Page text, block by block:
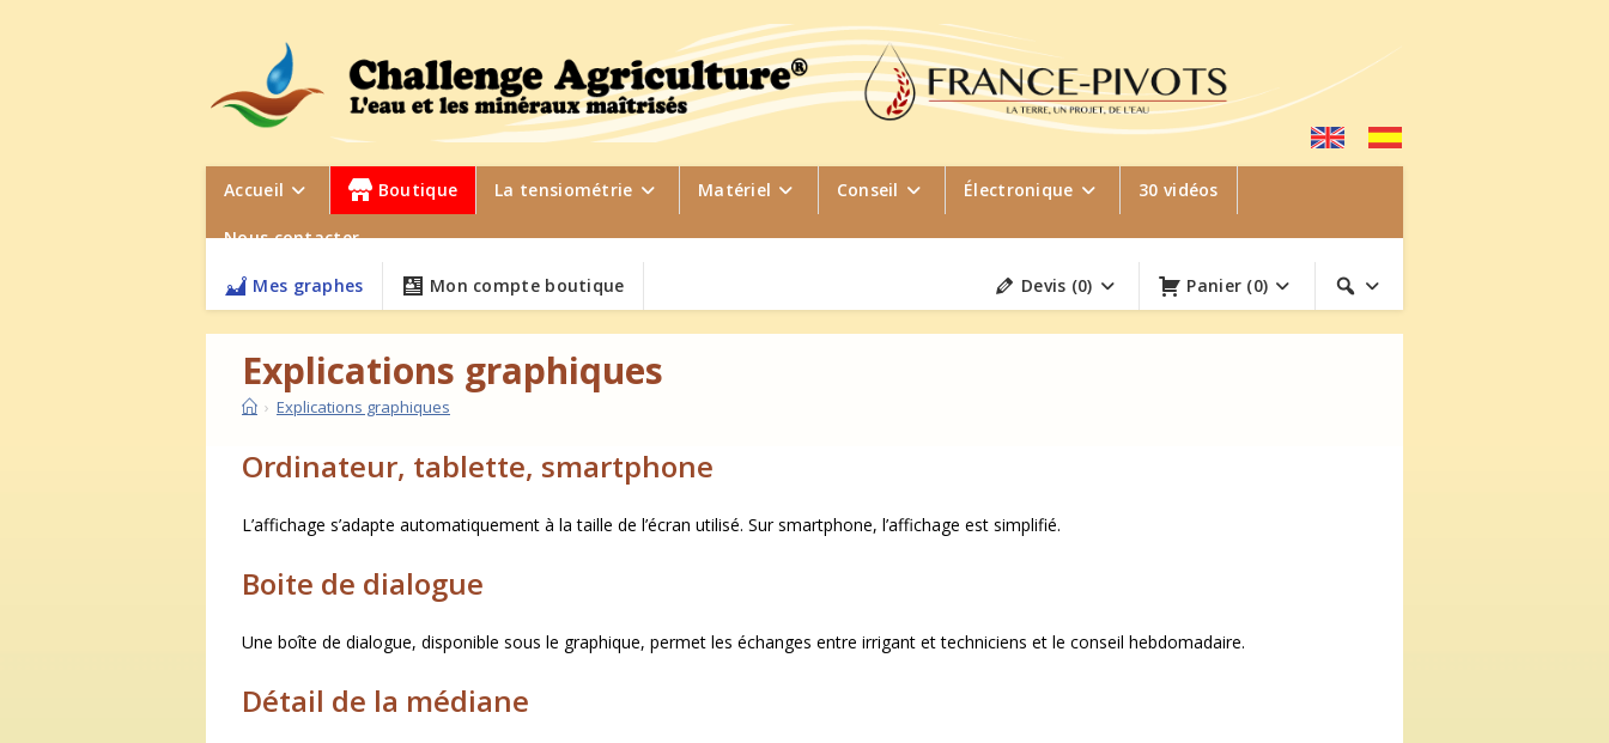
Accueil Boutique La tensiométrie Matériel Conseil Électronique 30 vidéos
Nous contacter
Mes graphes Mon compte boutique Panier (0)
Devis (0)
Explications graphiques
› Explications graphiques
Ordinateur, tablette, smartphone
L’affichage s’adapte automatiquement à la taille de l’écran utilisé. Sur smartphone, l’affichage est simplifié.
Boite de dialogue
Une boîte de dialogue, disponible sous le graphique, permet les échanges entre irrigant et techniciens et le conseil hebdomadaire.
Détail de la médiane